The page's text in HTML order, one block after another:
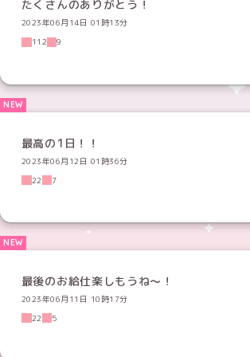
たくさんのありがとう！
2023年06月14日 01時13分
112
9
最高の1日！！
2023年06月12日 01時36分
22
7
最後のお給仕楽しもうね〜！
2023年06月11日 10時17分
22
5